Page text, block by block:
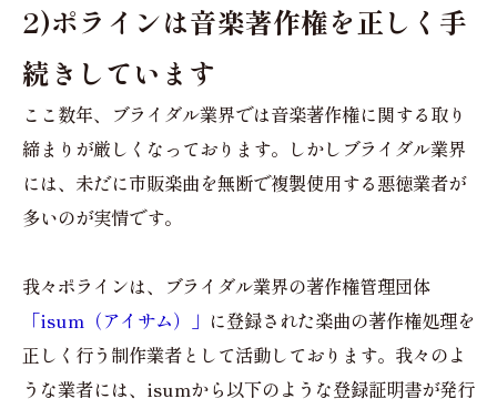
2)ポラインは音楽著作権を正しく手
続きしています
ここ数年、ブライダル業界では音楽著作権に関する取り
締まりが厳しくなっております。しかしブライダル業界
には、未だに市販楽曲を無断で複製使用する悪徳業者が
多いのが実情です。
我々ポラインは、ブライダル業界の著作権管理団体
「isum（アイサム）」 に登録された楽曲の著作権処理を
正しく行う制作業者として活動しております。我々のよ
うな業者には、isumから以下のような登録証明書が発行